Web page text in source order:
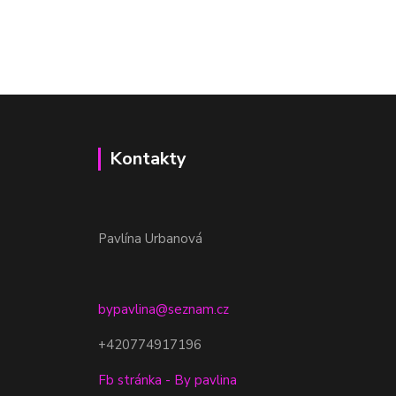
Kontakty
Pavlína Urbanová
bypavlina@seznam.cz
+420774917196
Fb stránka - By pavlina